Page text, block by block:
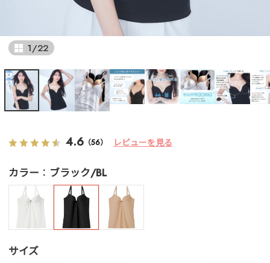
1/22
4.6 （56） レビューを見る
カラー ブラック/BL
サイズ